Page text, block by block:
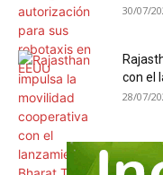
30/07/
con el
28/07/